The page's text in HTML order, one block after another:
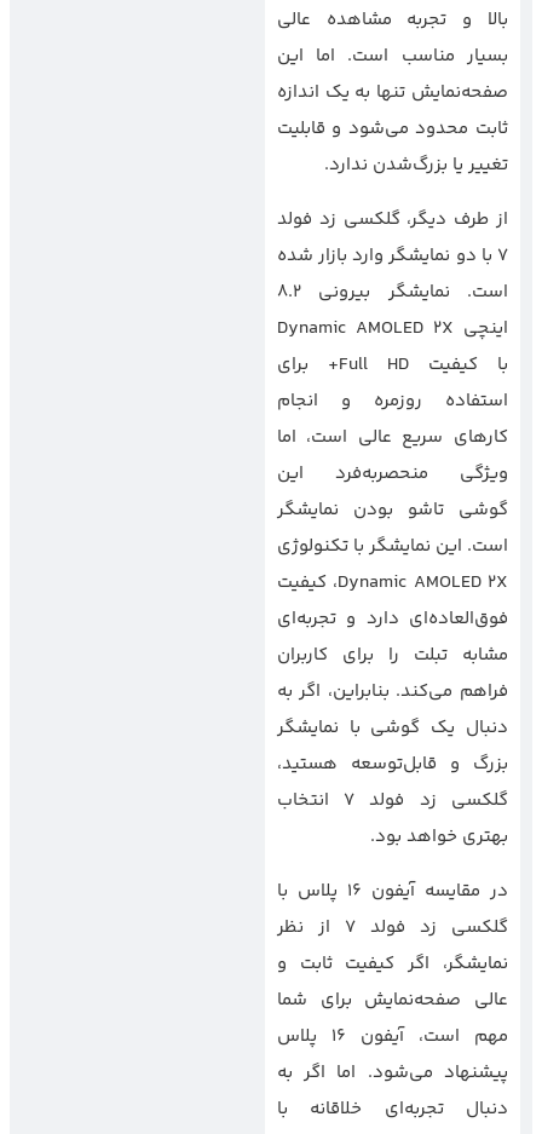
بالا و تجربه مشاهده عالی
بسیار مناسب است. اما این
صفحه‌نمایش تنها به یک اندازه
ثابت محدود می‌شود و قابلیت
تغییر یا بزرگ‌شدن ندارد.
از طرف دیگر، گلکسی زد فولد
7 با دو نمایشگر وارد بازار شده
است. نمایشگر بیرونی 8.2
اینچی Dynamic AMOLED 2X
با کیفیت Full HD+ برای
استفاده روزمره و انجام
کارهای سریع عالی است، اما
ویژگی منحصربه‌فرد این
گوشی تاشو بودن نمایشگر
است. این نمایشگر با تکنولوژی
Dynamic AMOLED 2X، کیفیت
فوق‌العاده‌ای دارد و تجربه‌ای
مشابه تبلت را برای کاربران
فراهم می‌کند. بنابراین، اگر به
دنبال یک گوشی با نمایشگر
بزرگ و قابل‌توسعه هستید،
گلکسی زد فولد 7 انتخاب
بهتری خواهد بود.
در مقایسه آیفون 16 پلاس با
گلکسی زد فولد 7 از نظر
نمایشگر، اگر کیفیت ثابت و
عالی صفحه‌نمایش برای شما
مهم است، آیفون 16 پلاس
پیشنهاد می‌شود. اما اگر به
دنبال تجربه‌ای خلاقانه با